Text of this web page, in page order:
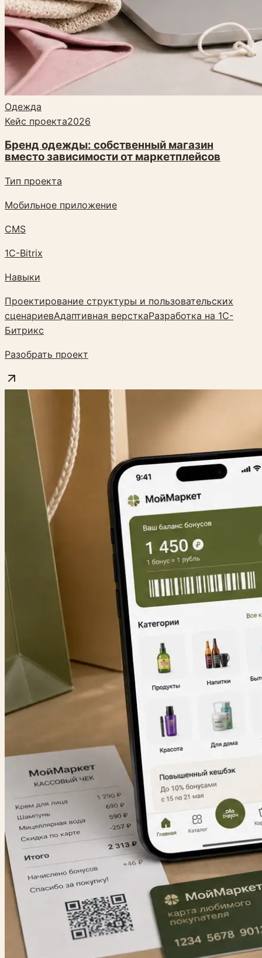
Одежда
Кейс проекта2026
Бренд одежды: собственный магазин
вместо зависимости от маркетплейсов
Тип проекта
Мобильное приложение
CMS
1C-Bitrix
Навыки
Проектирование структуры и пользовательских
сценариевАдаптивная версткаРазработка на 1С-
Битрикс
Разобрать проект